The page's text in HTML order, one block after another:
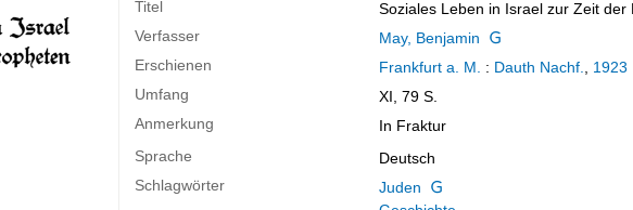
Titel Soziales Leben in Israel zur Zeit der
Verfasser
May, Benjamin
Erschienen
Frankfurt a. M. : Dauth Nachf.
1923
Umfang
XI, 79 S.
Anmerkung
In Fraktur
Sprache
Deutsch
Schlagwörter
Juden